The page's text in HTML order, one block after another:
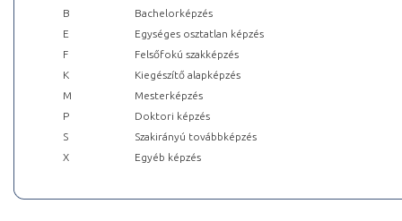
B
Bachelorképzés
E
Egységes osztatlan képzés
F
Felsőfokú szakképzés
K
Kiegészítő alapképzés
M
Mesterképzés
P
Doktori képzés
S
Szakirányú továbbképzés
X
Egyéb képzés